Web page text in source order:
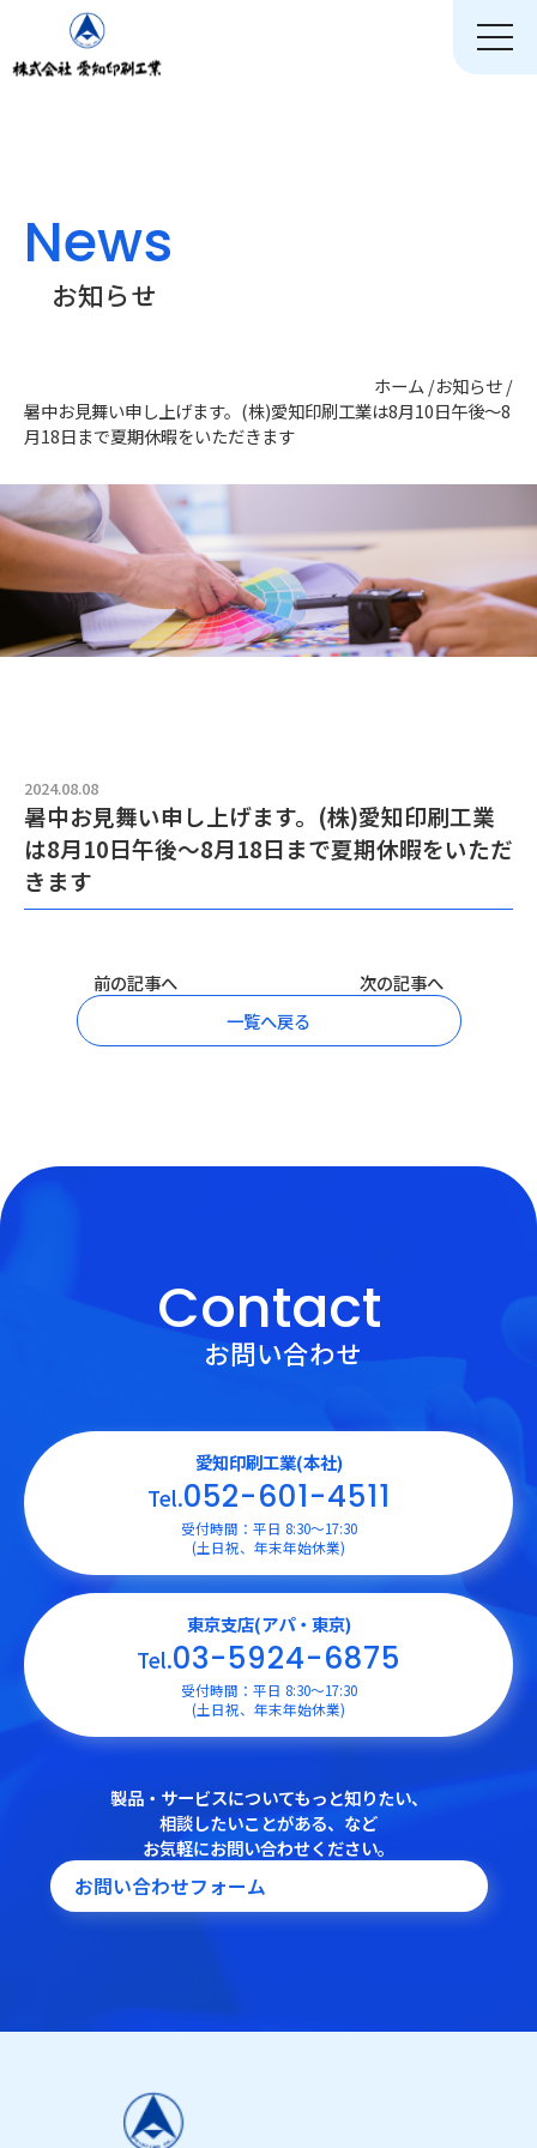
toggle
News
お知らせ
ホーム /お知らせ/
暑中お見舞い申し上げます。(株)愛知印刷工業は8月10日午後～8
月18日まで夏期休暇をいただきます
2024.08.08
暑中お見舞い申し上げます。(株)愛知印刷工業
は8月10日午後～8月18日まで夏期休暇をいただ
きます
前の記事へ
一覧へ戻る
次の記事へ
Contact
お問い合わせ
愛知印刷工業(本社)
Tel.052-601-4511
受付時間：平日 8:30〜17:30
(土日祝、年末年始休業)
東京支店(アパ・東京)
Tel.03-5924-6875
受付時間：平日 8:30〜17:30
(土日祝、年末年始休業)
製品・サービスについてもっと知りたい、
相談したいことがある、など
お気軽にお問い合わせください。
お問い合わせフォーム